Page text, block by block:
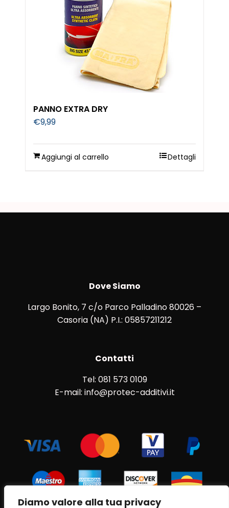
Diamo valore alla tua privacy
PANNO EXTRA DRY
€9,99
Aggiungi al carrello Dettagli
Dove Siamo
Largo Bonito, 7 c/o Parco Palladino 80026 –
Casoria (NA) P.I.: 05857211212
Contatti
Tel: 081 573 0109
E-mail: info@protec-additivi.it